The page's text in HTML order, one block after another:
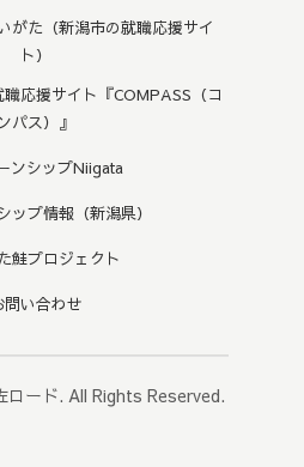
がた（新潟市の就職応援サイ
ト）
応援サイト『COMPASS（コ
ンパス）』
ンシップNiigata
ップ情報（新潟県）
鮭プロジェクト
問い合わせ
ロード. All Rights Reserved.